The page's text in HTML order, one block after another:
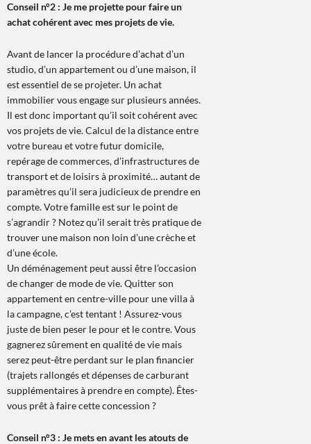
Conseil n°2 : Je me projette pour faire un
achat cohérent avec mes projets de vie.
Avant de lancer la procédure d’achat d’un
studio, d’un appartement ou d’une maison, il
est essentiel de se projeter. Un achat
immobilier vous engage sur plusieurs années.
Il est donc important qu’il soit cohérent avec
vos projets de vie. Calcul de la distance entre
votre bureau et votre futur domicile,
repérage de commerces, d’infrastructures de
transport et de loisirs à proximité… autant de
paramètres qu’il sera judicieux de prendre en
compte. Votre famille est sur le point de
s’agrandir ? Notez qu’il serait très pratique de
trouver une maison non loin d’une crèche et
d’une école.
Un déménagement peut aussi être l’occasion
de changer de mode de vie. Quitter son
appartement en centre-ville pour une villa à
la campagne, c’est tentant ! Assurez-vous
juste de bien peser le pour et le contre. Vous
gagnerez sûrement en qualité de vie mais
serez peut-être perdant sur le plan financier
(trajets rallongés et dépenses de carburant
supplémentaires à prendre en compte). Êtes-
vous prêt à faire cette concession ?
Conseil n°3 : Je mets en avant les atouts de